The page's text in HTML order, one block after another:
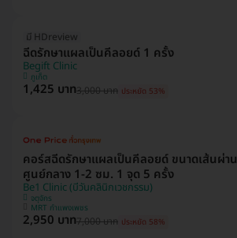
มี HDreview
ฉีดรักษาแผลเป็นคีลอยด์ 1 ครั้ง
Begift Clinic
ภูเก็ต
1,425 บาท3,000 บาท ประหยัด 53%
คอร์สฉีดรักษาแผลเป็นคีลอยด์ ขนาดเส้นผ่าน
ศูนย์กลาง 1-2 ซม. 1 จุด 5 ครั้ง
Be1 Clinic (บีวันคลินิกเวชกรรม)
จตุจักร
MRT กำแพงเพชร
2,950 บาท7,000 บาท ประหยัด 58%